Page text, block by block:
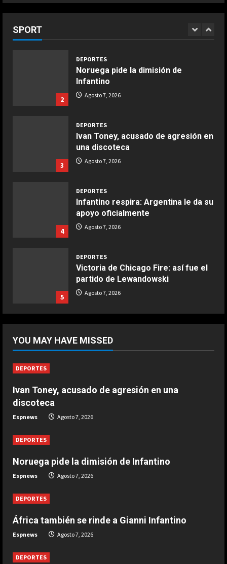
5
COCINA
COCINA
Ensalada de espinacas deliciosa
COCINA
aire
COCINA
Buñuelos de alcachofas
5
COCINA
Ternera guisada con senderuelas
SPORT
África también se rinde a Gianni
Infantino
2
DEPORTES
Noruega pide la dimisión de
Infantino
Agosto 7, 2026
3
DEPORTES
Ivan Toney, acusado de agresión en
una discoteca
Agosto 7, 2026
4
DEPORTES
Infantino respira: Argentina le da su
apoyo oficialmente
Agosto 7, 2026
5
DEPORTES
Victoria de Chicago Fire: así fue el
partido de Lewandowski
Agosto 7, 2026
DEPORTES
Infantino
DEPORTES
Ivan Toney, acusado de agresión en
una discoteca
DEPORTES
Infantino respira: Argentina le da su
YOU MAY HAVE MISSED
DEPORTES
Ivan Toney, acusado de agresión en una
discoteca
Espnews Agosto 7, 2026
DEPORTES
Noruega pide la dimisión de Infantino
Espnews Agosto 7, 2026
DEPORTES
África también se rinde a Gianni Infantino
Espnews Agosto 7, 2026
DEPORTES